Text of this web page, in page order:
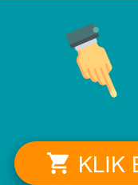
` KLIK